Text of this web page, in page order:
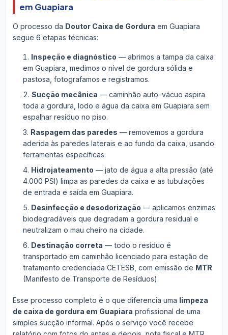
em Guapiara
O processo da Doutor Caixa de Gordura em Guapiara
segue 6 etapas técnicas:
Inspeção e diagnóstico — abrimos a tampa da caixa
em Guapiara, medimos o nível de gordura sólida e
pastosa, fotografamos e registramos.
Sucção mecânica — caminhão auto-vácuo aspira
toda a gordura, lodo e água da caixa em Guapiara sem
espalhar resíduo no piso.
Raspagem das paredes — removemos a gordura
aderida às paredes laterais e ao fundo da caixa, usando
ferramentas específicas.
Hidrojateamento — jato de água a alta pressão (até
4.000 PSI) limpa as paredes da caixa e as tubulações
de entrada e saída em Guapiara.
Desinfecção e desodorização — aplicamos enzimas
biodegradáveis que degradam a gordura residual e
neutralizam o mau cheiro na cidade.
Destinação correta — todo o resíduo é
transportado em caminhão licenciado para estação de
tratamento credenciada CETESB, com emissão de MTR
(Manifesto de Transporte de Resíduos).
Esse processo completo é o que diferencia uma limpeza
de caixa de gordura em Guapiara profissional de uma
simples sucção informal. Após o serviço você recebe